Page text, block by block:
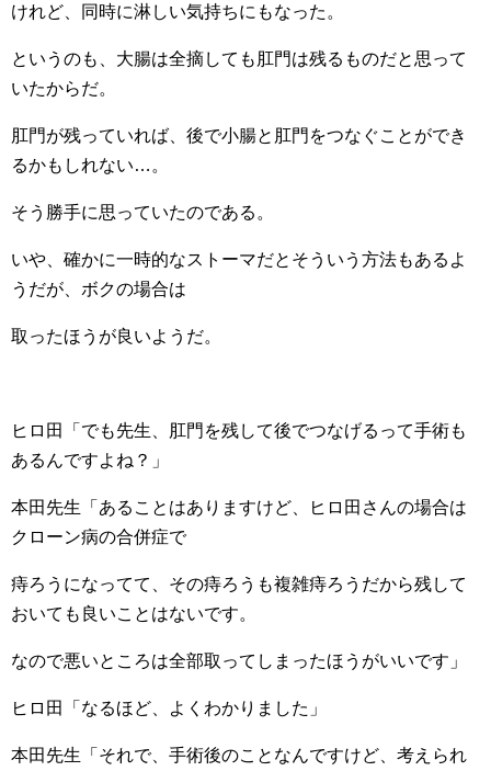
けれど、同時に淋しい気持ちにもなった。
というのも、大腸は全摘しても肛門は残るものだと思って
いたからだ。
肛門が残っていれば、後で小腸と肛門をつなぐことができ
るかもしれない…。
そう勝手に思っていたのである。
いや、確かに一時的なストーマだとそういう方法もあるよ
うだが、ボクの場合は
取ったほうが良いようだ。
ヒロ田「でも先生、肛門を残して後でつなげるって手術も
あるんですよね？」
本田先生「あることはありますけど、ヒロ田さんの場合は
クローン病の合併症で
痔ろうになってて、その痔ろうも複雑痔ろうだから残して
おいても良いことはないです。
なので悪いところは全部取ってしまったほうがいいです」
ヒロ田「なるほど、よくわかりました」
本田先生「それで、手術後のことなんですけど、考えられ